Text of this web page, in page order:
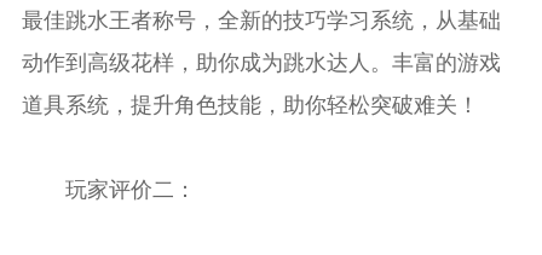
最佳跳水王者称号，全新的技巧学习系统，从基础
动作到高级花样，助你成为跳水达人。丰富的游戏
道具系统，提升角色技能，助你轻松突破难关！
玩家评价二：